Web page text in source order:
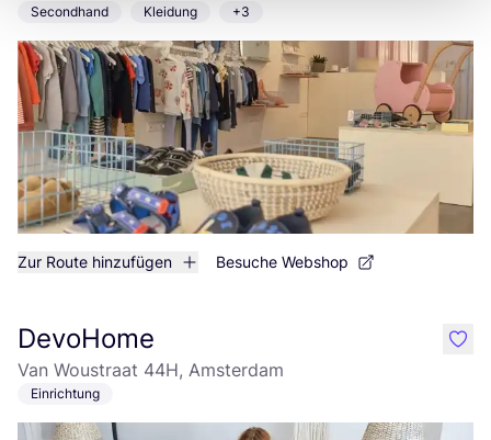
Secondhand Kleidung +3
Zur Route hinzufügen Besuche Webshop
DevoHome
Van Woustraat 44H, Amsterdam
Einrichtung
like